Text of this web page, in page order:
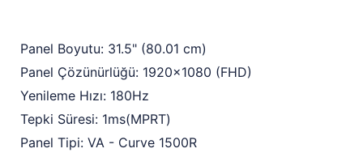
Panel Boyutu: 31.5" (80.01 cm)
Panel Çözünürlüğü: 1920x1080 (FHD)
Yenileme Hızı: 180Hz
Tepki Süresi: 1ms(MPRT)
Panel Tipi: VA - Curve 1500R